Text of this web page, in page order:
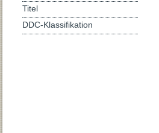
Titel
DDC-Klassifikation